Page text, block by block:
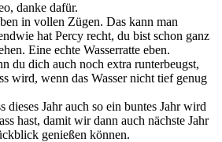
danke dafür.
in vollen Zügen. Das kann man
hat Percy recht, du bist schon ganz
Eine echte Wasserratte eben.
du dich auch noch extra runterbeugst,
wird, wenn das Wasser nicht tief genug
dieses Jahr auch so ein buntes Jahr wird
hast, damit wir dann auch nächste Jahr
genießen können.